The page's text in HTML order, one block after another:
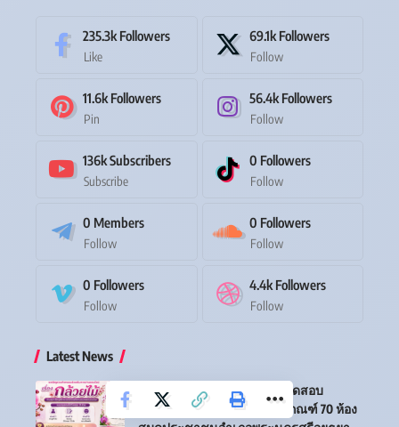
235.3k Followers
Like
69.1k Followers
Follow
11.6k Followers
Pin
56.4k Followers
Follow
136kSubscribers
Subscribe
0 Followers
Follow
0 Members
Follow
0 Followers
Follow
0 Followers
Follow
4.4k Followers
Follow
Latest News
เกียรติบัตรออนไลน์ฟรี แบบทดสอบ
ออนไลน์ เรื่อง กล้วยไม้ ผ่านเกณฑ์ 70 ห้อง